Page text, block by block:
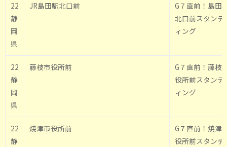
22
静
岡
県
JR島田駅北口前
G７直前！島田
北口前スタンデ
ィング
22
静
岡
県
藤枝市役所前
G７直前！藤枝
役所前スタンデ
ィング
22
静
焼津市役所前
G７直前！焼津
役所前スタンデ